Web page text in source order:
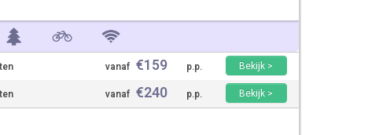
vanaf €159 p.p.
Bekijk >
vanaf €240 p.p. Bekijk >